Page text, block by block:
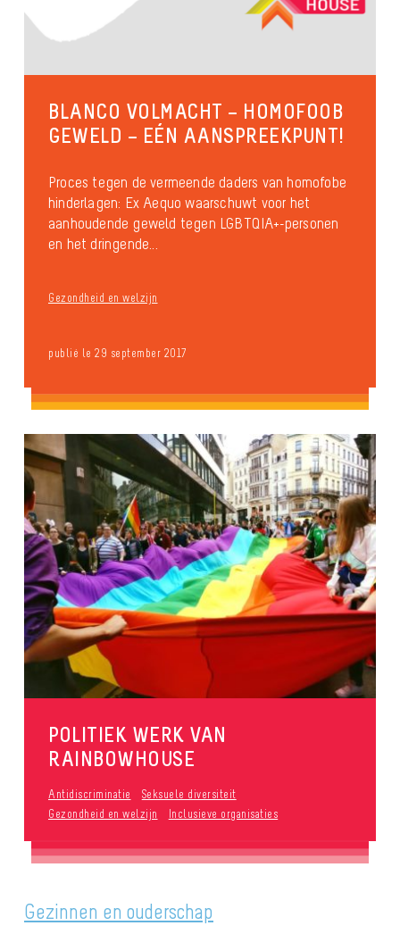
BLANCO VOLMACHT – HOMOFOOB
GEWELD – EÉN AANSPREEKPUNT!
Proces tegen de vermeende daders van homofobe
hinderlagen: Ex Aequo waarschuwt voor het
aanhoudende geweld tegen LGBTQIA+-personen
en het dringende...
Gezondheid en welzijn
publié le 29 september 2017
POLITIEK WERK VAN
RAINBOWHOUSE
Antidiscriminatie
Seksuele diversiteit
Gezondheid en welzijn
Inclusieve organisaties
Gezinnen en ouderschap